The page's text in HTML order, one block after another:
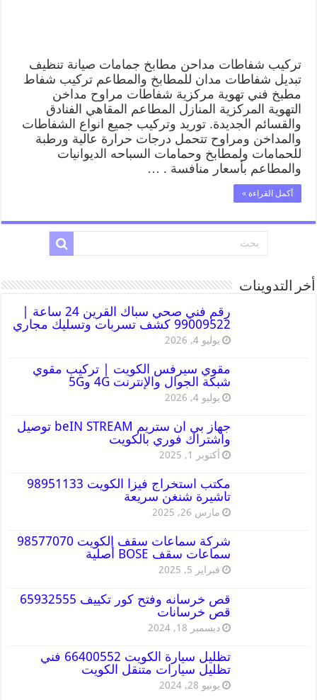
تركيب شفاطات مداحن مطابخ جمامات صيانة تنظيف
تبديل شفاطات مدان للمطابخ والمطاعم تركيب شفاط
مطبخ فني تهوية مركزية شفاطات مراوح مداخن
التهوية المركزية المنازل المطاعم المقاهي الفنادق
والقسائم الجديدة. توريد وتركيب جميع انواع الشفاطات
والمداخن ومراوح تتحمل درجات حرارة عالية ورطبة
للحمامات ولمطابخ وحمامات السباحه الديوانيات
والمطاعم بأسعار منافسة . …
أكمل القراءة »
أخر التدوينات
رقم فني صحي سباك القرين 24 ساعة |
99009522 كشف تسربات وتسليك مجاري
يوليو 4, 2026
مقوي سيرفس الكويت | تركيب مقوي
شبكة الجوال والإنترنت 4G و5G
يوليو 4, 2026
جهاز بي ان ستريم beIN STREAM توصيل
واشتراك فوري بالكويت
أكتوبر 1, 2025
مكتب استخراج فيزا الكويت 98951133
تاشيرة شنغن سريعة
مارس 26, 2025
شركة سماعات سقف الكويت 98577070
سماعات سقف BOSE أصلية
فبراير 5, 2025
قص خرسانه وفتح كور تكييف 65932555
قص خرسانات
ديسمبر 18, 2024
تظليل سيارة الكويت 66400552 فني
تظليل سيارات متنقل الكويت
يونيو 28, 2024